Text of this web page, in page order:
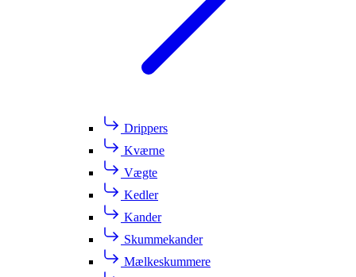
Drippers
Kværne
Vægte
Kedler
Kander
Skummekander
Mælkeskummere